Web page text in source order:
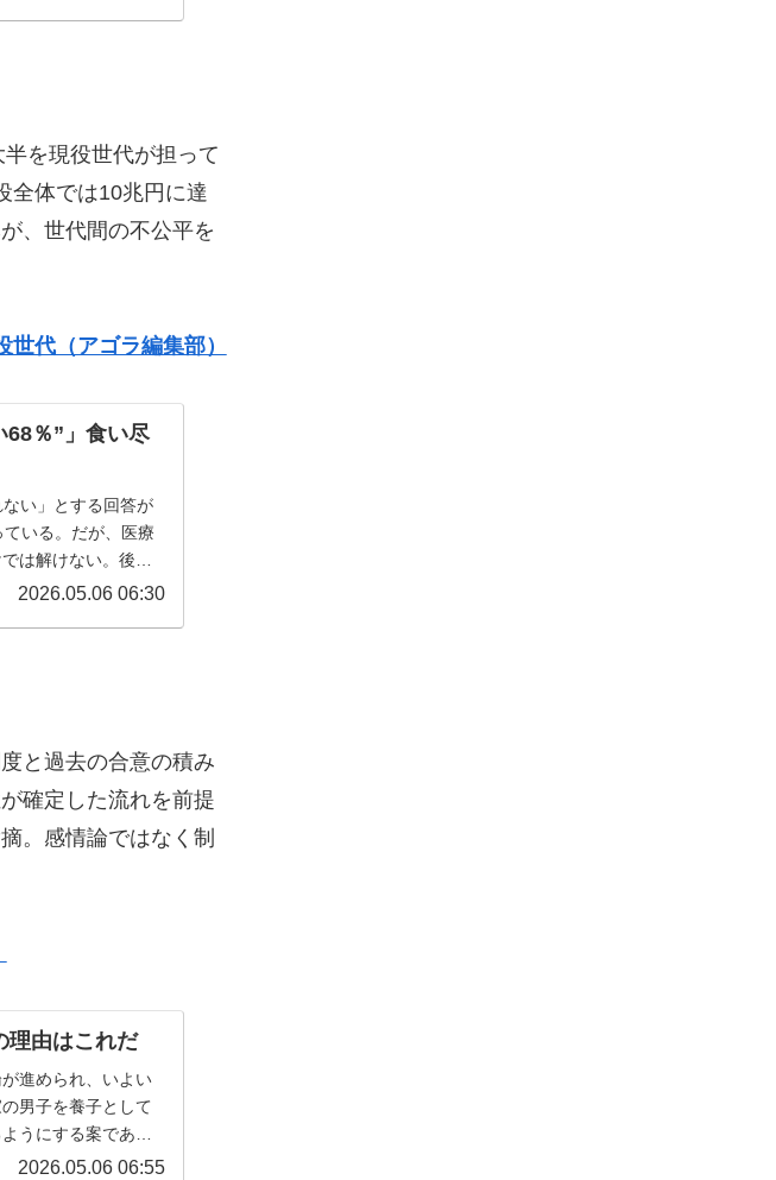
を現役世代が担って
全体では10兆円に達
、世代間の不公平を
代（アゴラ編集部）
68％”」食い尽
い」とする回答が
いる。だが、医療
は解けない。後期
2026.05.06 06:30
と過去の合意の積み
確定した流れを前提
。感情論ではなく制
理由はこれだ
進められ、いよい
男子を養子として
うにする案であ
2026.05.06 06:55